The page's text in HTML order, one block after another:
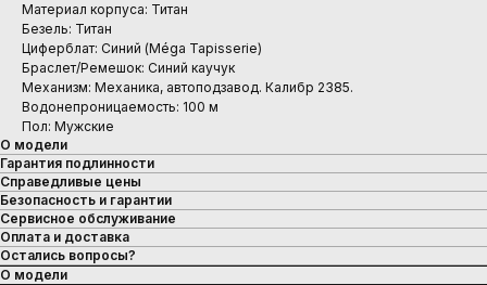
Материал корпуса: Титан
Безель: Титан
Циферблат: Синий (Méga Tapisserie)
Браслет/Ремешок: Синий каучук
Механизм: Механика, автоподзавод. Калибр 2385.
Водонепроницаемость: 100 м
Пол: Мужские
О модели
Гарантия подлинности
Справедливые цены
Безопасность и гарантии
Сервисное обслуживание
Оплата и доставка
Остались вопросы?
О модели